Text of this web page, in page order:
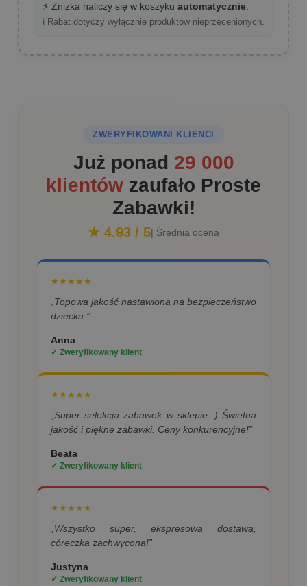
⚡ Zniżka naliczy się w koszyku automatycznie.
ℹ️ Rabat dotyczy wyłącznie produktów nieprzecenionych.
ZWERYFIKOWANI KLIENCI
Już ponad 29 000
klientów zaufało Proste
Zabawki!
★ 4.93 / 5| Średnia ocena
★★★★★
„Topowa jakość nastawiona na bezpieczeństwo
dziecka.”
Anna
✓ Zweryfikowany klient
★★★★★
„Super selekcja zabawek w sklepie :) Świetna
jakość i piękne zabawki. Ceny konkurencyjne!”
Beata
✓ Zweryfikowany klient
★★★★★
„Wszystko super, ekspresowa dostawa,
córeczka zachwycona!”
Justyna
✓ Zweryfikowany klient